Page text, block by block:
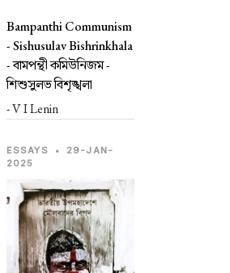
Bampanthi Communism
- Sishusulav Bishrinkhala
-বামপন্থী কমিউনিজম -
শিশুসুলভ বিশৃঙ্খলা
- V I Lenin
ESSAYS •
29-JAN-
2025